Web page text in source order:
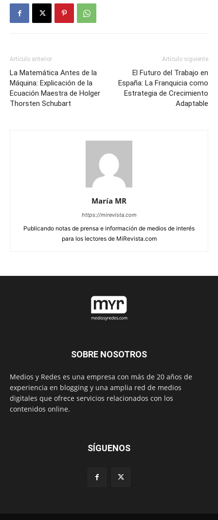
Artículo anterior
La Matemática Antes de la
Máquina: Explicación de la
Ecuación Maestra de Holger
Thorsten Schubart
Artículo siguiente
El Futuro del Trabajo en
España: La Franquicia como
Estrategia de Crecimiento
Adaptable
María MR
https://mirevista.com
Publicando notas de prensa e información de medios de interés
para los lectores de MiRevista.com
SOBRE NOSOTROS
Medios y Redes es una empresa con más de 20 años de
experiencia en blogging y una amplia red de medios
digitales que ofrece servicios relacionados con los
contenidos online.
SÍGUENOS